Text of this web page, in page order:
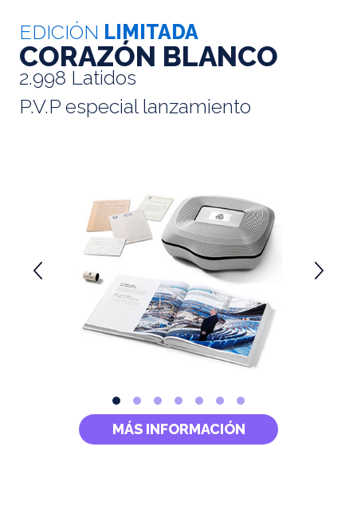
EDICIÓN LIMITADA
CORAZÓN BLANCO
2.998 Latidos
P.V.P especial lanzamiento
MÁS INFORMACIÓN